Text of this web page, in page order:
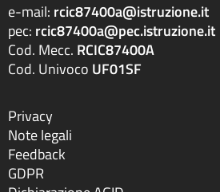
e-mail: rcic87400a@istruzione.it
pec: rcic87400a@pec.istruzione.it
Cod. Mecc. RCIC87400A
Cod. Univoco UF01SF
Privacy
Note legali
Feedback
GDPR